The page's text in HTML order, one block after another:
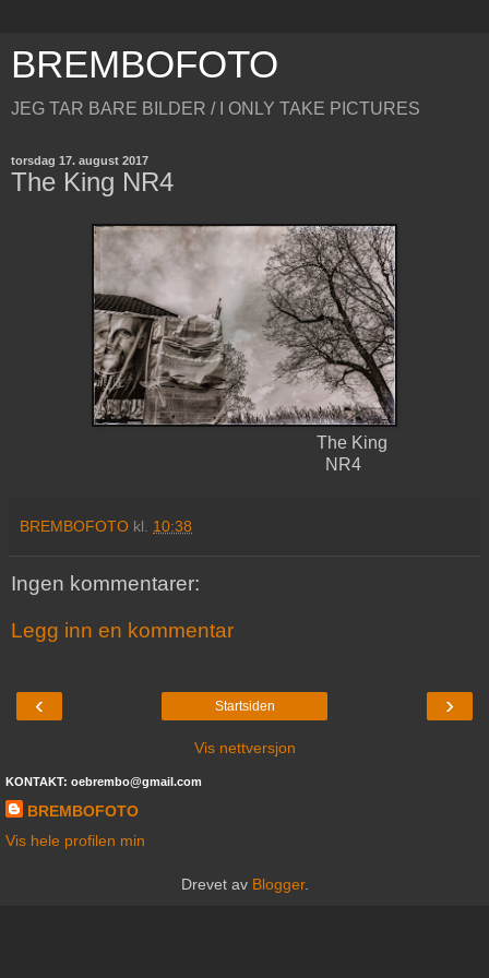
BREMBOFOTO
JEG TAR BARE BILDER / I ONLY TAKE PICTURES
torsdag 17. august 2017
The King NR4
The King
NR4
BREMBOFOTO kl. 10:38
Ingen kommentarer:
Legg inn en kommentar
‹ ›
Startsiden
Vis nettversjon
KONTAKT: oebrembo@gmail.com
BREMBOFOTO
Vis hele profilen min
Drevet av Blogger.